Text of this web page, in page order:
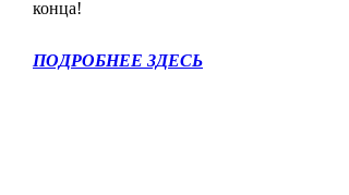
конца!
ПОДРОБНЕЕ ЗДЕСЬ